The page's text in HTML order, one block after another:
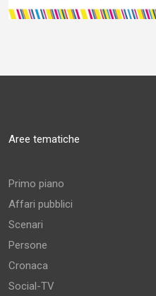
Aree tematiche
Primo piano
Affari pubblici
Scenari
Persone
Cronaca
Social-TV